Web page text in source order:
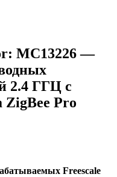
MC13226 —
2.4 ГГЦ с
ZigBee Pro
Freescale